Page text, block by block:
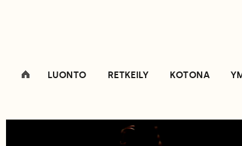
LUONTO RETKEILY KOTONA